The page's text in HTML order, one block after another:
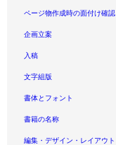
ページ物作成時の面付け確認
企画立案
入稿
文字組版
書体とフォント
書籍の名称
編集・デザイン・レイアウト